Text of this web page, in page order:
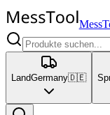
LandGermany🇩🇪